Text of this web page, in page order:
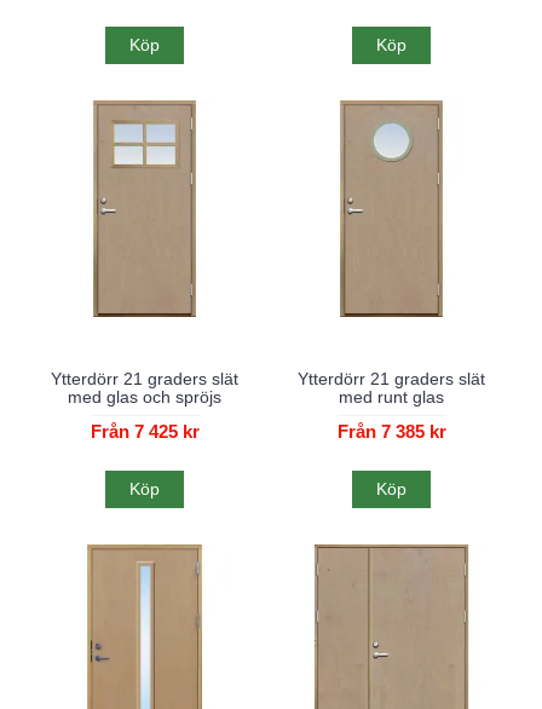
Köp Köp
Ytterdörr 21 graders slät
med glas och spröjs
Från 7 425 kr
Köp
Ytterdörr 21 graders slät
med runt glas
Från 7 385 kr
Köp